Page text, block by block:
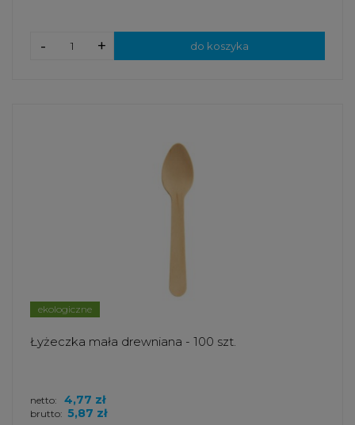
+
- do koszyka
ekologiczne
Łyżeczka mała drewniana - 100 szt.
brutto: 5,87 zł
netto: 4,77 zł